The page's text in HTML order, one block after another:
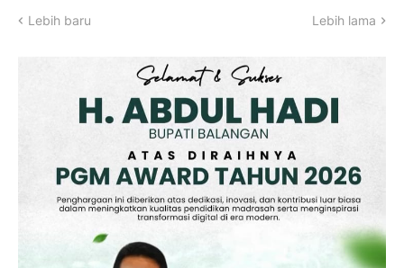
Lebih baru Lebih lama